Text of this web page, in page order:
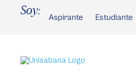
Soy:
Aspirante Estudiante